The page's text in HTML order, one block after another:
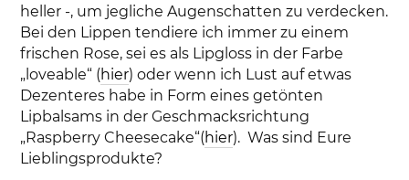
heller -, um jegliche Augenschatten zu verdecken.
Bei den Lippen tendiere ich immer zu einem
frischen Rose, sei es als Lipgloss in der Farbe
„loveable“ (hier) oder wenn ich Lust auf etwas
Dezenteres habe in Form eines getönten
Lipbalsams in der Geschmacksrichtung
„Raspberry Cheesecake“(hier). Was sind Eure
Lieblingsprodukte?